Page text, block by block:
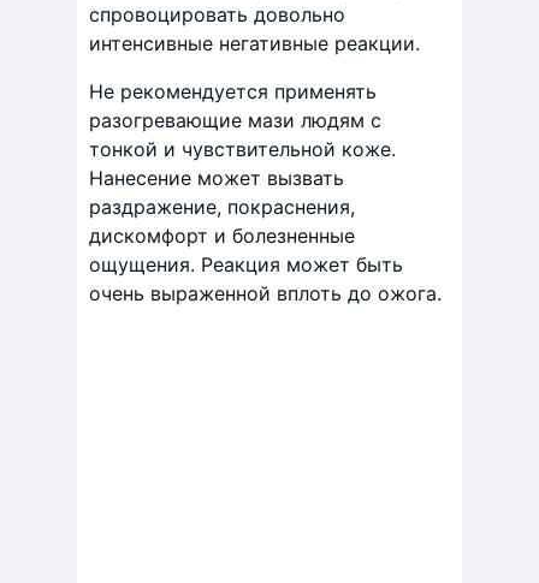
спровоцировать довольно
интенсивные негативные реакции.
Не рекомендуется применять
разогревающие мази людям с
тонкой и чувствительной коже.
Нанесение может вызвать
раздражение, покраснения,
дискомфорт и болезненные
ощущения. Реакция может быть
очень выраженной вплоть до ожога.